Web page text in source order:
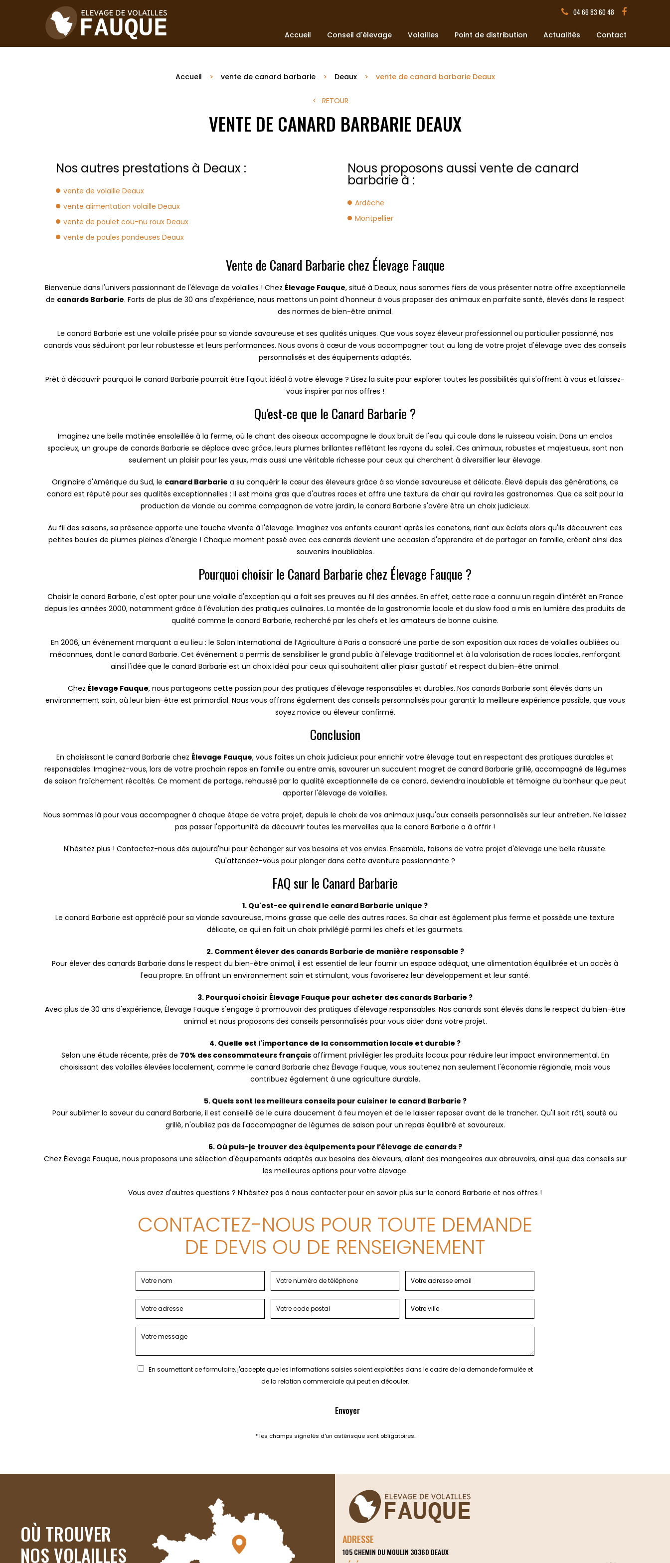
04 66 83 60 48
Accueil Conseil d'élevage Volailles Point de distribution Actualités Contact
Accueil vente de canard barbarie Deaux vente de canard barbarie Deaux
RETOUR
VENTE DE CANARD BARBARIE DEAUX
Nos autres prestations à Deaux :
vente de volaille Deaux
vente alimentation volaille Deaux
vente de poulet cou-nu roux Deaux
vente de poules pondeuses Deaux
Nous proposons aussi vente de canard
barbarie à :
Ardèche
Montpellier
Vente de Canard Barbarie chez Élevage Fauque
Bienvenue dans l'univers passionnant de l'élevage de volailles ! Chez Élevage Fauque, situé à Deaux, nous sommes fiers de vous présenter notre offre exceptionnelle
de canards Barbarie. Forts de plus de 30 ans d'expérience, nous mettons un point d'honneur à vous proposer des animaux en parfaite santé, élevés dans le respect
des normes de bien-être animal.
Le canard Barbarie est une volaille prisée pour sa viande savoureuse et ses qualités uniques. Que vous soyez éleveur professionnel ou particulier passionné, nos
canards vous séduiront par leur robustesse et leurs performances. Nous avons à cœur de vous accompagner tout au long de votre projet d'élevage avec des conseils
personnalisés et des équipements adaptés.
Prêt à découvrir pourquoi le canard Barbarie pourrait être l'ajout idéal à votre élevage ? Lisez la suite pour explorer toutes les possibilités qui s'offrent à vous et laissez-
vous inspirer par nos offres !
Qu'est-ce que le Canard Barbarie ?
Imaginez une belle matinée ensoleillée à la ferme, où le chant des oiseaux accompagne le doux bruit de l'eau qui coule dans le ruisseau voisin. Dans un enclos
spacieux, un groupe de canards Barbarie se déplace avec grâce, leurs plumes brillantes reflétant les rayons du soleil. Ces animaux, robustes et majestueux, sont non
seulement un plaisir pour les yeux, mais aussi une véritable richesse pour ceux qui cherchent à diversifier leur élevage.
Originaire d'Amérique du Sud, le canard Barbarie a su conquérir le cœur des éleveurs grâce à sa viande savoureuse et délicate. Élevé depuis des générations, ce
canard est réputé pour ses qualités exceptionnelles : il est moins gras que d'autres races et offre une texture de chair qui ravira les gastronomes. Que ce soit pour la
production de viande ou comme compagnon de votre jardin, le canard Barbarie s'avère être un choix judicieux.
Au fil des saisons, sa présence apporte une touche vivante à l'élevage. Imaginez vos enfants courant après les canetons, riant aux éclats alors qu'ils découvrent ces
petites boules de plumes pleines d'énergie ! Chaque moment passé avec ces canards devient une occasion d'apprendre et de partager en famille, créant ainsi des
souvenirs inoubliables.
Pourquoi choisir le Canard Barbarie chez Élevage Fauque ?
Choisir le canard Barbarie, c'est opter pour une volaille d'exception qui a fait ses preuves au fil des années. En effet, cette race a connu un regain d'intérêt en France
depuis les années 2000, notamment grâce à l'évolution des pratiques culinaires. La montée de la gastronomie locale et du slow food a mis en lumière des produits de
qualité comme le canard Barbarie, recherché par les chefs et les amateurs de bonne cuisine.
En 2006, un événement marquant a eu lieu : le Salon International de l’Agriculture à Paris a consacré une partie de son exposition aux races de volailles oubliées ou
méconnues, dont le canard Barbarie. Cet événement a permis de sensibiliser le grand public à l'élevage traditionnel et à la valorisation de races locales, renforçant
ainsi l'idée que le canard Barbarie est un choix idéal pour ceux qui souhaitent allier plaisir gustatif et respect du bien-être animal.
Chez Élevage Fauque, nous partageons cette passion pour des pratiques d'élevage responsables et durables. Nos canards Barbarie sont élevés dans un
environnement sain, où leur bien-être est primordial. Nous vous offrons également des conseils personnalisés pour garantir la meilleure expérience possible, que vous
soyez novice ou éleveur confirmé.
Conclusion
En choisissant le canard Barbarie chez Élevage Fauque, vous faites un choix judicieux pour enrichir votre élevage tout en respectant des pratiques durables et
responsables. Imaginez-vous, lors de votre prochain repas en famille ou entre amis, savourer un succulent magret de canard Barbarie grillé, accompagné de légumes
de saison fraîchement récoltés. Ce moment de partage, rehaussé par la qualité exceptionnelle de ce canard, deviendra inoubliable et témoigne du bonheur que peut
apporter l'élevage de volailles.
Nous sommes là pour vous accompagner à chaque étape de votre projet, depuis le choix de vos animaux jusqu'aux conseils personnalisés sur leur entretien. Ne laissez
pas passer l'opportunité de découvrir toutes les merveilles que le canard Barbarie a à offrir !
N'hésitez plus ! Contactez-nous dès aujourd'hui pour échanger sur vos besoins et vos envies. Ensemble, faisons de votre projet d'élevage une belle réussite.
Qu'attendez-vous pour plonger dans cette aventure passionnante ?
FAQ sur le Canard Barbarie
1. Qu'est-ce qui rend le canard Barbarie unique ?
Le canard Barbarie est apprécié pour sa viande savoureuse, moins grasse que celle des autres races. Sa chair est également plus ferme et possède une texture
délicate, ce qui en fait un choix privilégié parmi les chefs et les gourmets.
2. Comment élever des canards Barbarie de manière responsable ?
Pour élever des canards Barbarie dans le respect du bien-être animal, il est essentiel de leur fournir un espace adéquat, une alimentation équilibrée et un accès à
l'eau propre. En offrant un environnement sain et stimulant, vous favoriserez leur développement et leur santé.
3. Pourquoi choisir Élevage Fauque pour acheter des canards Barbarie ?
Avec plus de 30 ans d'expérience, Élevage Fauque s'engage à promouvoir des pratiques d'élevage responsables. Nos canards sont élevés dans le respect du bien-être
animal et nous proposons des conseils personnalisés pour vous aider dans votre projet.
4. Quelle est l'importance de la consommation locale et durable ?
Selon une étude récente, près de 70% des consommateurs françaisaffirment privilégier les produits locaux pour réduire leur impact environnemental. En
choisissant des volailles élevées localement, comme le canard Barbarie chez Élevage Fauque, vous soutenez non seulement l'économie régionale, mais vous
contribuez également à une agriculture durable.
5. Quels sont les meilleurs conseils pour cuisiner le canard Barbarie ?
Pour sublimer la saveur du canard Barbarie, il est conseillé de le cuire doucement à feu moyen et de le laisser reposer avant de le trancher. Qu'il soit rôti, sauté ou
grillé, n'oubliez pas de l'accompagner de légumes de saison pour un repas équilibré et savoureux.
6. Où puis-je trouver des équipements pour l’élevage de canards ?
Chez Élevage Fauque, nous proposons une sélection d'équipements adaptés aux besoins des éleveurs, allant des mangeoires aux abreuvoirs, ainsi que des conseils sur
les meilleures options pour votre élevage.
Vous avez d'autres questions ? N'hésitez pas à nous contacter pour en savoir plus sur le canard Barbarie et nos offres !
CONTACTEZ-NOUS POUR TOUTE DEMANDE
DE DEVIS OU DE RENSEIGNEMENT
En soumettant ce formulaire, j'accepte que les informations saisies soient exploitées dans le cadre de la demande formulée et
de la relation commerciale qui peut en découler.
* les champs signalés d'un astérisque sont obligatoires.
OÙ TROUVER
NOS VOLAILLES
ADRESSE
105 CHEMIN DU MOULIN 30360 DEAUX